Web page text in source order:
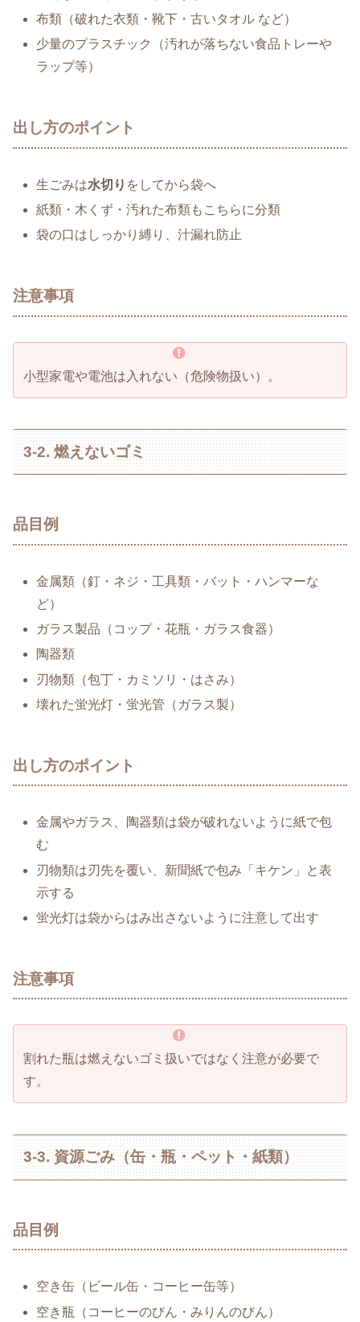
布類（破れた衣類・靴下・古いタオル など）
少量のプラスチック（汚れが落ちない食品トレーや
ラップ等）
出し方のポイント
生ごみは水切り をしてから袋へ
紙類・木くず・汚れた布類もこちらに分類
袋の口はしっかり縛り、汁漏れ防止
注意事項
小型家電や電池は入れない（危険物扱い）。
3-2. 燃えないゴミ
品目例
金属類（釘・ネジ・工具類・バット・ハンマーな
ど）
ガラス製品（コップ・花瓶・ガラス食器）
陶器類
刃物類（包丁・カミソリ・はさみ）
壊れた蛍光灯・蛍光管（ガラス製）
出し方のポイント
金属やガラス、陶器類は袋が破れないように紙で包
む
刃物類は刃先を覆い、新聞紙で包み「キケン」と表
示する
蛍光灯は袋からはみ出さないように注意して出す
注意事項
割れた瓶は燃えないゴミ扱いではなく注意が必要で
す。
3-3. 資源ごみ（缶・瓶・ペット・紙類）
品目例
空き缶（ビール缶・コーヒー缶等）
空き瓶（コーヒーのびん・みりんのびん）